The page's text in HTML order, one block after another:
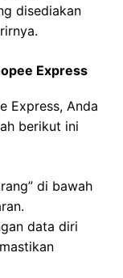
disediakan
Express
Express, Anda
berikut ini
di bawah
data diri